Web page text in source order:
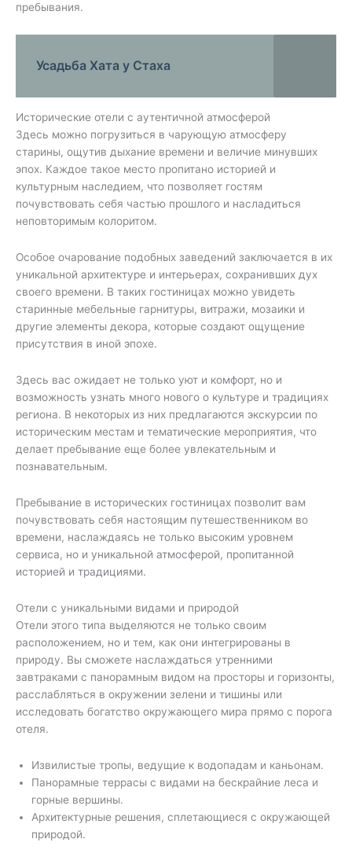
пребывания.
Усадьба Хата у Стаха
Исторические отели с аутентичной атмосферой
Здесь можно погрузиться в чарующую атмосферу
старины, ощутив дыхание времени и величие минувших
эпох. Каждое такое место пропитано историей и
культурным наследием, что позволяет гостям
почувствовать себя частью прошлого и насладиться
неповторимым колоритом.
Особое очарование подобных заведений заключается в их
уникальной архитектуре и интерьерах, сохранивших дух
своего времени. В таких гостиницах можно увидеть
старинные мебельные гарнитуры, витражи, мозаики и
другие элементы декора, которые создают ощущение
присутствия в иной эпохе.
Здесь вас ожидает не только уют и комфорт, но и
возможность узнать много нового о культуре и традициях
региона. В некоторых из них предлагаются экскурсии по
историческим местам и тематические мероприятия, что
делает пребывание еще более увлекательным и
познавательным.
Пребывание в исторических гостиницах позволит вам
почувствовать себя настоящим путешественником во
времени, наслаждаясь не только высоким уровнем
сервиса, но и уникальной атмосферой, пропитанной
историей и традициями.
Отели с уникальными видами и природой
Отели этого типа выделяются не только своим
расположением, но и тем, как они интегрированы в
природу. Вы сможете наслаждаться утренними
завтраками с панорамным видом на просторы и горизонты,
расслабляться в окружении зелени и тишины или
исследовать богатство окружающего мира прямо с порога
отеля.
Извилистые тропы, ведущие к водопадам и каньонам.
Панорамные террасы с видами на бескрайние леса и
горные вершины.
Архитектурные решения, сплетающиеся с окружающей
природой.